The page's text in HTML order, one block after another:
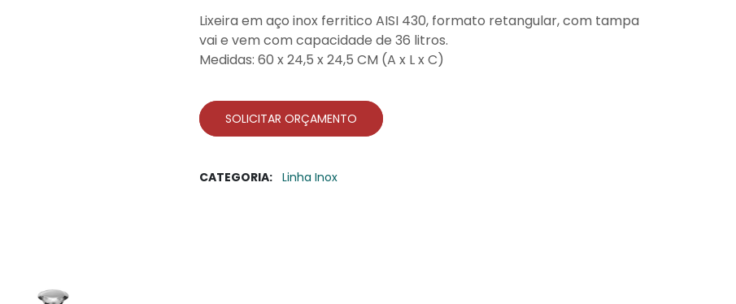
Lixeira em aço inox ferritico AISI 430, formato retangular, com tampa
vai e vem com capacidade de 36 litros.
Medidas: 60 x 24,5 x 24,5 CM (A x L x C)
SOLICITAR ORÇAMENTO
CATEGORIA: Linha Inox